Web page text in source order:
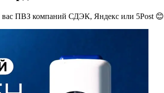
вас ПВЗ компаний СДЭК, Яндекс или 5Post 😊